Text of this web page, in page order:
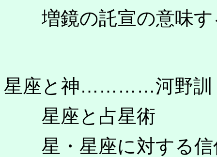
増鏡の託宣の意味す
星座と神…………河野
星座と占星術
星・星座に対する信